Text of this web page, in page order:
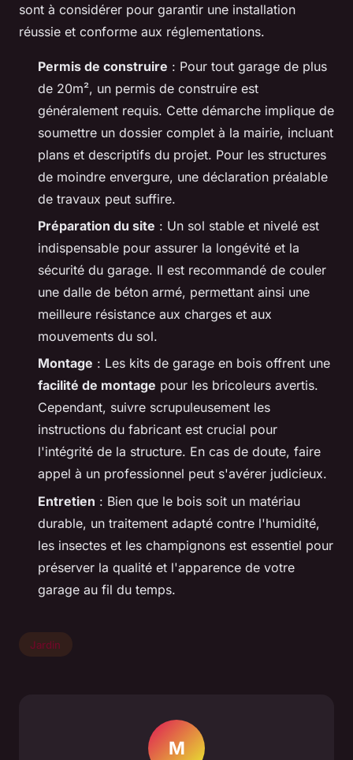
sont à considérer pour garantir une installation
réussie et conforme aux réglementations.
Permis de construire : Pour tout garage de plus
de 20m², un permis de construire est
généralement requis. Cette démarche implique de
soumettre un dossier complet à la mairie, incluant
plans et descriptifs du projet. Pour les structures
de moindre envergure, une déclaration préalable
de travaux peut suffire.
Préparation du site : Un sol stable et nivelé est
indispensable pour assurer la longévité et la
sécurité du garage. Il est recommandé de couler
une dalle de béton armé, permettant ainsi une
meilleure résistance aux charges et aux
mouvements du sol.
Montage : Les kits de garage en bois offrent une
facilité de montage pour les bricoleurs avertis.
Cependant, suivre scrupuleusement les
instructions du fabricant est crucial pour
l'intégrité de la structure. En cas de doute, faire
appel à un professionnel peut s'avérer judicieux.
Entretien : Bien que le bois soit un matériau
durable, un traitement adapté contre l'humidité,
les insectes et les champignons est essentiel pour
préserver la qualité et l'apparence de votre
garage au fil du temps.
Jardin
M